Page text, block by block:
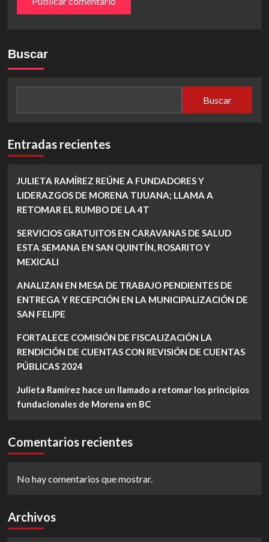
Buscar
Buscar
Entradas recientes
JULIETA RAMÍREZ REÚNE A FUNDADORES Y
LIDERAZGOS DE MORENA TIJUANA; LLAMA A
RETOMAR EL RUMBO DE LA 4T
SERVICIOS GRATUITOS EN CARAVANAS DE SALUD
ESTA SEMANA EN SAN QUINTÍN, ROSARITO Y
MEXICALI
ANALIZAN EN MESA DE TRABAJO PENDIENTES DE
ENTREGA Y RECEPCIÓN EN LA MUNICIPALIZACIÓN DE
SAN FELIPE
FORTALECE COMISIÓN DE FISCALIZACIÓN LA
RENDICIÓN DE CUENTAS CON REVISIÓN DE CUENTAS
PÚBLICAS 2024
Julieta Ramírez hace un llamado a retomar los principios
fundacionales de Morena en BC
Comentarios recientes
No hay comentarios que mostrar.
Archivos